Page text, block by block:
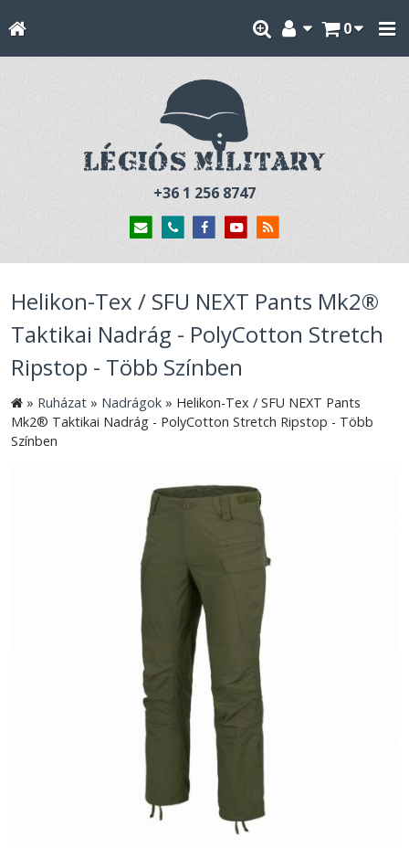
0
+36 1 256 8747
Helikon-Tex / SFU NEXT Pants Mk2®
Taktikai Nadrág - PolyCotton Stretch
Ripstop - Több Színben
» Ruházat » Nadrágok » Helikon-Tex / SFU NEXT Pants
Mk2® Taktikai Nadrág - PolyCotton Stretch Ripstop - Több
Színben